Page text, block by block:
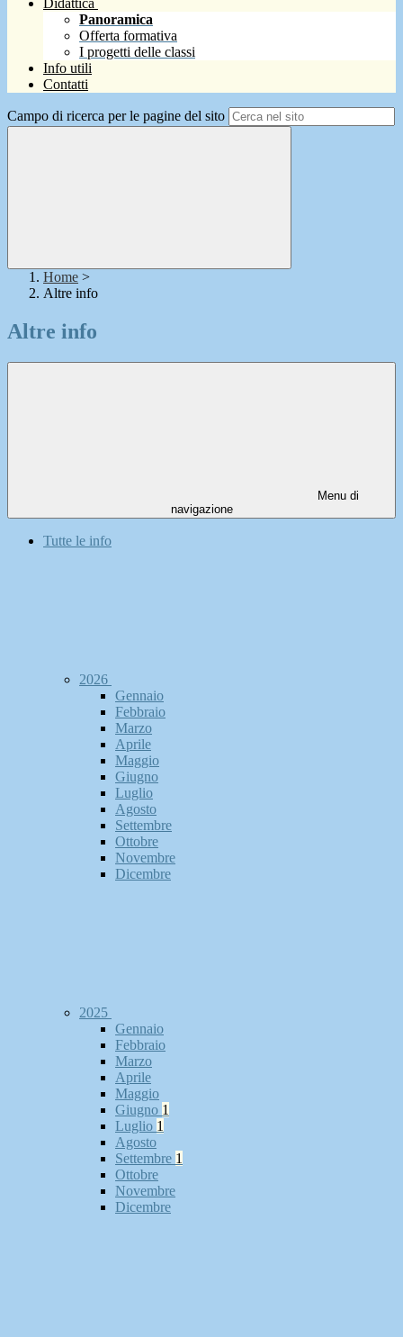
Didattica
Panoramica
Offerta formativa
I progetti delle classi
Info utili
Contatti
Campo di ricerca per le pagine del sito
Home >
Altre info
Altre info
Menu di
navigazione
Tutte le info
2026
Gennaio
Febbraio
Marzo
Aprile
Maggio
Giugno
Luglio
Agosto
Settembre
Ottobre
Novembre
Dicembre
2025
Gennaio
Febbraio
Marzo
Aprile
Maggio
Giugno 1
Luglio 1
Agosto
Settembre 1
Ottobre
Novembre
Dicembre